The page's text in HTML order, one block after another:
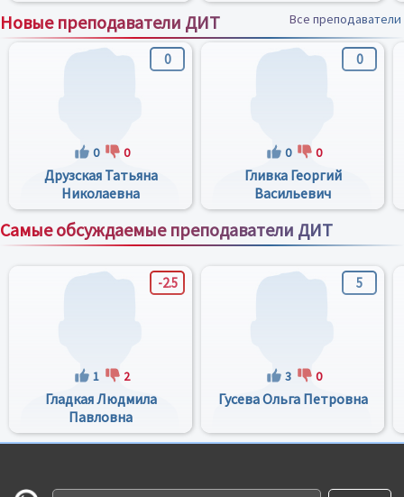
Новые преподаватели ДИТ Все преподаватели
0
0 0
Друзская Татьяна
Николаевна
0
0 0
Гливка Георгий
Васильевич
Самые обсуждаемые преподаватели ДИТ
Все преподаватели
-2.5
1 2
Гладкая Людмила
Павловна
5
3 0
Гусева Ольга Петровна